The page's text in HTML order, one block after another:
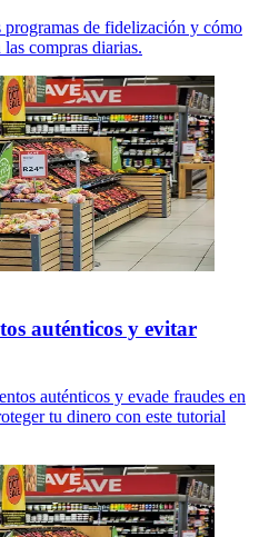
de fidelización y cómo
compras diarias.
auténticos y evitar
auténticos y evade fraudes en
tu dinero con este tutorial